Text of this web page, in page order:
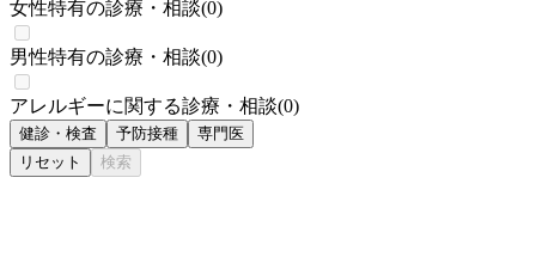
女性特有の診療・相談(0)
男性特有の診療・相談(0)
アレルギーに関する診療・相談(0)
健診・検査 予防接種
専門医
リセット
検索